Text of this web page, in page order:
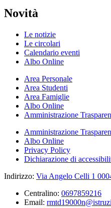
Novità
Le notizie
Le circolari
Calendario eventi
Albo Online
Area Personale
Area Studenti
Area Famiglie
Albo Online
Amministrazione
Amministrazione
Albo Online
Privacy Policy
Dichiarazione di
Indirizzo: Via Angelo Celli 1
Centralino: 0697859216
Email: